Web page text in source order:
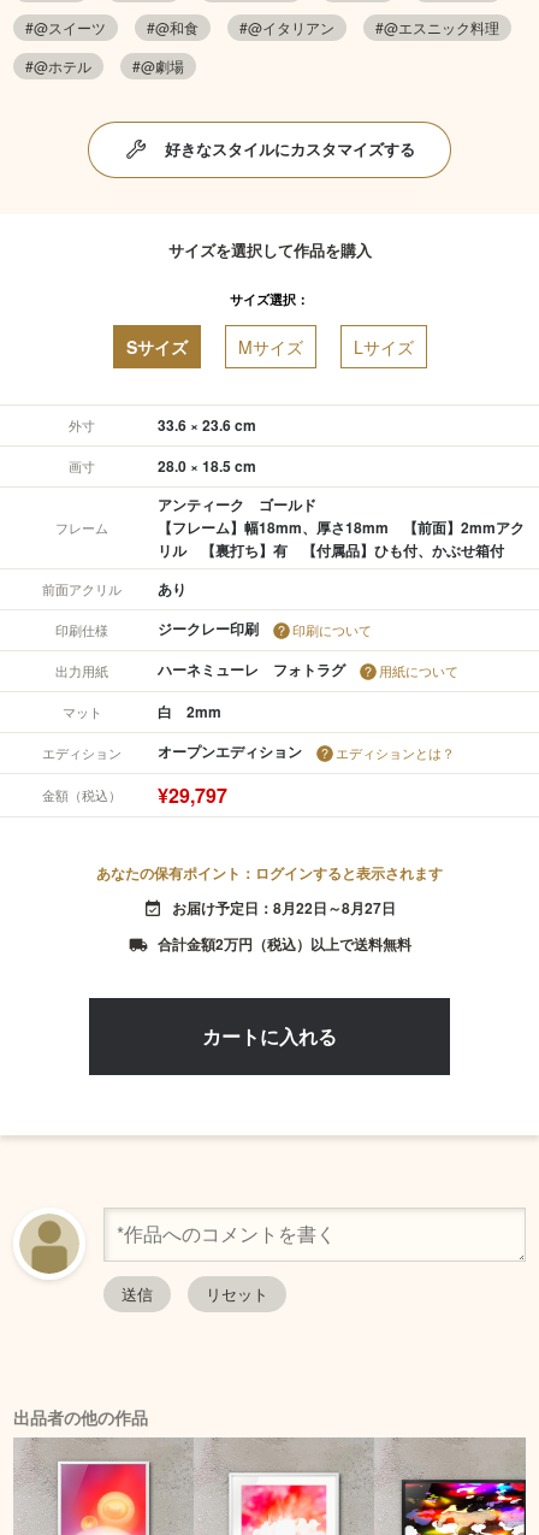
#@スイーツ
#@和食 #@イタリアン
#@エスニック料理
#@ホテル
#@劇場
好きなスタイルにカスタマイズする
サイズを選択して作品を購入
サイズ選択：
Sサイズ Mサイズ Lサイズ
外寸 33.6 × 23.6 cm
画寸 28.0 × 18.5 cm
フレーム
アンティーク ゴールド
【フレーム】幅18mm、厚さ18mm 【前面】2mmアク
リル 【裏打ち】有 【付属品】ひも付、かぶせ箱付
前面アクリル あり
印刷仕様 ジークレー印刷 印刷について
出力用紙 ハーネミューレ フォトラグ 用紙について
マット 白 2mm
エディション オープンエディション エディションとは？
金額（税込） ¥29,797
あなたの保有ポイント：ログインすると表示されます
event_available お届け予定日：8月22日～8月27日
local_shipping 合計金額2万円（税込）以上で送料無料
出品者の他の作品